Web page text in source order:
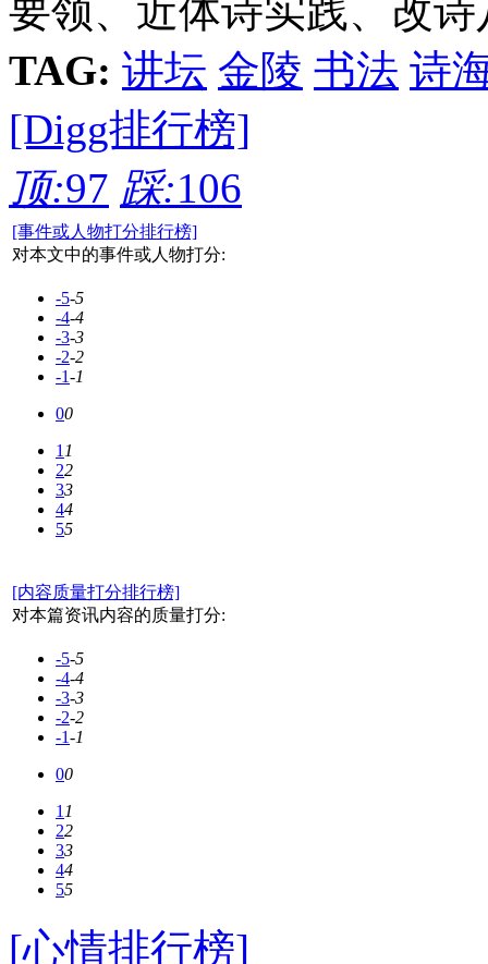
要领、近体诗实践、改
TAG: 讲坛 金陵 书法 诗
[Digg排行榜]
顶:97 踩:106
[事件或人物打分排行榜]
对本文中的事件或人物打分:
-5-5
-4-4
-3-3
-2-2
-1-1
00
11
22
33
44
55
[内容质量打分排行榜]
对本篇资讯内容的质量打分:
-5-5
-4-4
-3-3
-2-2
-1-1
00
11
22
33
44
55
[心情排行榜]